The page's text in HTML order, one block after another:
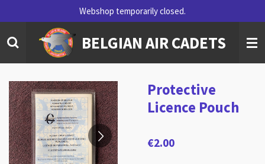
to
main
content
BELGIAN AIR CADETS
Webshop temporarily closed.
Protective
Licence Pouch
€2.00